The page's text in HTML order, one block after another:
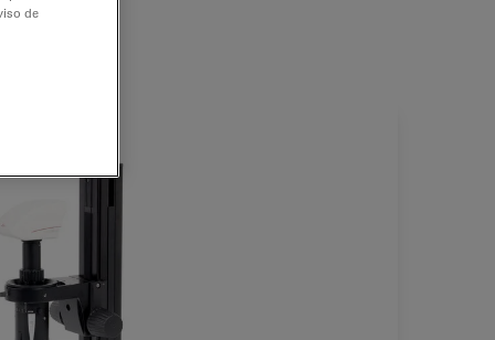
de